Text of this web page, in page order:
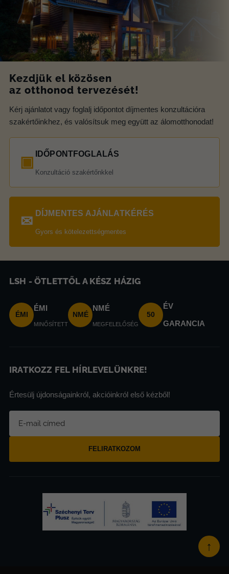
Kezdjük el közösen
az otthonod tervezését!
Kérj ajánlatot vagy foglalj időpontot díjmentes konzultációra
szakértőinkhez, és valósítsuk meg együtt az álomotthonodat!
▣ IDŐPONTFOGLALÁS
Konzultáció szakértőnkkel
✉ DÍJMENTES AJÁNLATKÉRÉS
Gyors és kötelezettségmentes
LSH - ÖTLETTŐL A KÉSZ HÁZIG
ÉMI
ÉMI
MINŐSÍTETT
NMÉ
NMÉ
MEGFELELŐSÉG
50
ÉV
GARANCIA
IRATKOZZ FEL HÍRLEVELÜNKRE!
Értesülj újdonságainkról, akcióinkról első kézből!
FELIRATKOZOM
↑